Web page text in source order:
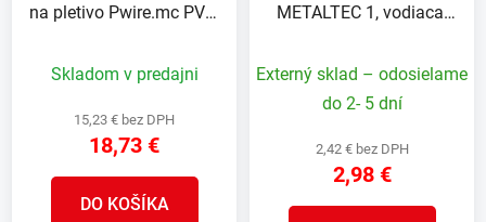
na pletivo Pwire.mc PVC,
napínač drôtu
Skladom v predajni
15,23 € bez DPH
18,73 €
DO KOŠÍKA
METALTEC 1, vodiaca,
ks
Externý sklad – odosielame
do 2- 5 dní
2,42 € bez DPH
2,98 €